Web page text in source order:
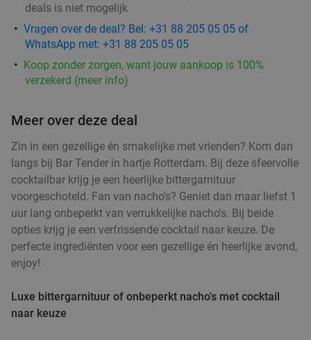
Verkocht: 142
Kaapverdisch 3-gangendiner à la carte bij
Restobar Ta Lois
9.3star
Rotterdam 3 min.directions_car
Verkocht: 33 Regulier €42,50
€24
Lunch voor 2 bij Fletcher Hotels
Fletcher Hotels
Rotterdam
deals is niet mogelijk
Vragen over de deal? Bel: +31 88 205 05 05 of
WhatsApp met: +31 88 205 05 05
Koop zonder zorgen, want jouw aankoop is 100%
verzekerd (meer info)
Meer over deze deal
Zin in een gezellige én smakelijke met vrienden? Kom dan
langs bij Bar Tender in hartje Rotterdam. Bij deze sfeervolle
cocktailbar krijg je een heerlijke bittergarnituur
voorgeschoteld. Fan van nacho's? Geniet dan maar liefst 1
uur lang onbeperkt van verrukkelijke nacho's. Bij beide
opties krijg je een verfrissende cocktail naar keuze. De
perfecte ingrediënten voor een gezellige én heerlijke avond,
enjoy!
Luxe bittergarnituur of onbeperkt nacho's met cocktail
naar keuze